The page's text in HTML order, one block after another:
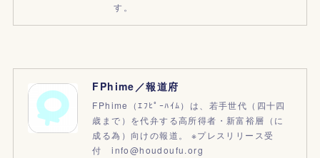
す。
FPhime／報道府
FPhime（ｴﾌﾋﾟｰﾊｲﾑ）は、若手世代（四十四
歳まで）を代弁する高所得者・新富裕層（に
成る為）向けの報道。 ※プレスリリース受
付 info@houdoufu.org